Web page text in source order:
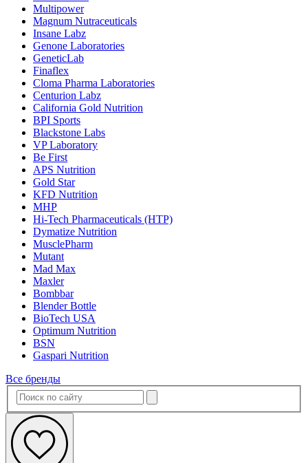
Multipower
Magnum Nutraceuticals
Insane Labz
Genone Laboratories
GeneticLab
Finaflex
Cloma Pharma Laboratories
Centurion Labz
California Gold Nutrition
BPI Sports
Blackstone Labs
VP Laboratory
Be First
APS Nutrition
Gold Star
KFD Nutrition
MHP
Hi-Tech Pharmaceuticals (HTP)
Dymatize Nutrition
MusclePharm
Mutant
Mad Max
Maxler
Bombbar
Blender Bottle
BioTech USA
Optimum Nutrition
BSN
Gaspari Nutrition
Все бренды